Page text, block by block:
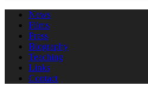
News
Films
Press
Biography
Teaching
Links
Contact